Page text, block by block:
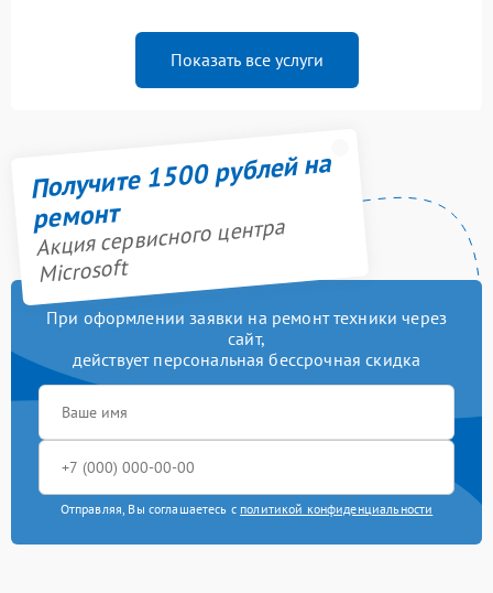
Показать все услуги
Получите 1500 рублей на
ремонт
Акция сервисного центра
Microsoft
При оформлении заявки на ремонт техники через
сайт,
действует персональная бессрочная скидка
Отправляя, Вы соглашаетесь с политикой конфиденциальности